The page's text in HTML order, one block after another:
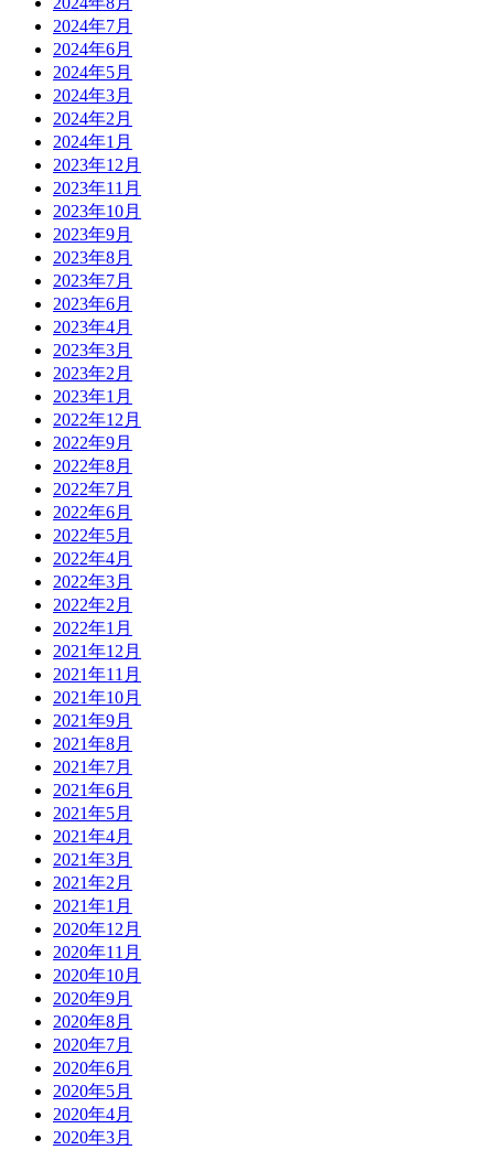
2024年7月
2024年6月
2024年5月
2024年3月
2024年2月
2024年1月
2023年12月
2023年11月
2023年10月
2023年9月
2023年8月
2023年7月
2023年6月
2023年4月
2023年3月
2023年2月
2023年1月
2022年12月
2022年9月
2022年8月
2022年7月
2022年6月
2022年5月
2022年4月
2022年3月
2022年2月
2022年1月
2021年12月
2021年11月
2021年10月
2021年9月
2021年8月
2021年7月
2021年6月
2021年5月
2021年4月
2021年3月
2021年2月
2021年1月
2020年12月
2020年11月
2020年10月
2020年9月
2020年8月
2020年7月
2020年6月
2020年5月
2020年4月
2020年3月